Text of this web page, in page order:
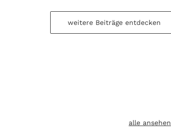
weitere Beiträge entdecken
alle ansehen